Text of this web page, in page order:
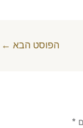
הפוסט הבא ←
*